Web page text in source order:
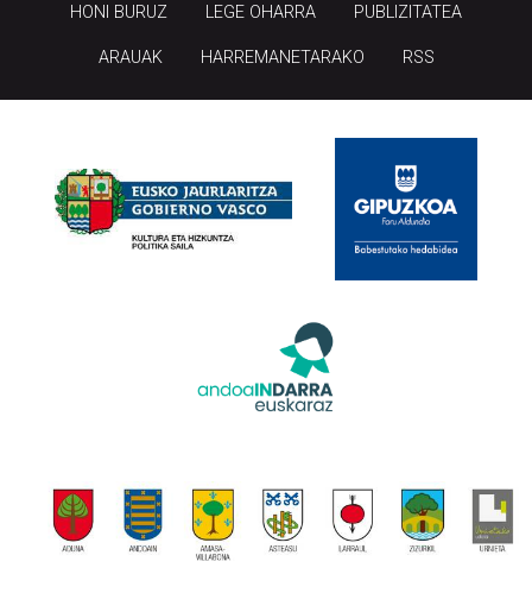
HONI BURUZ LEGE OHARRA PUBLIZITATEA
ARAUAK HARREMANETARAKO RSS